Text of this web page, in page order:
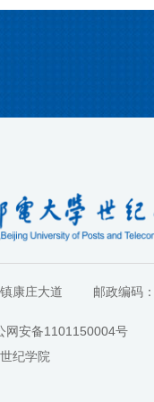
康庄大道
邮政编码
网安备1101150004号
纪学院